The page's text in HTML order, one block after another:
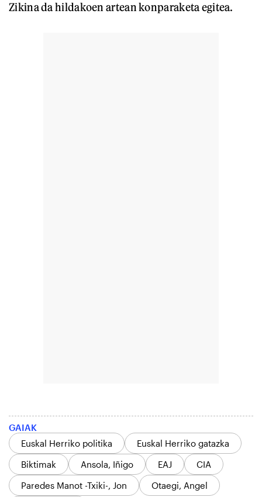
Zikina da hildakoen artean konparaketa egitea.
GAIAK
Euskal Herriko politika
Euskal Herriko gatazka
Biktimak
Ansola, Iñigo EAJ
CIA
Paredes Manot -Txiki-, Jon
Otaegi, Angel